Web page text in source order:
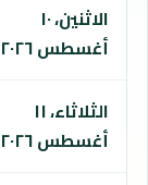
الاثنين، ١٠
أغسطس ٢٠٢٦
الثلاثاء، ١١
أغسطس ٢٠٢٦